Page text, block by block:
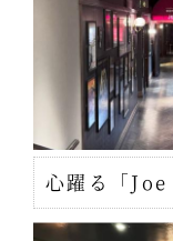
心躍る「